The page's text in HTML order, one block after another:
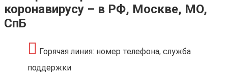
коронавирусу – в РФ, Москве, МО,
СпБ
Горячая линия: номер телефона, служба
поддержки